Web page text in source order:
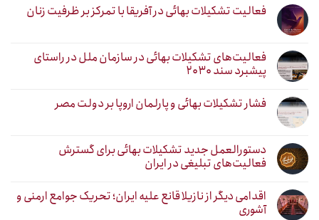
فعالیت تشکیلات بهائی در آفریقا با تمرکز بر ظرفیت زنان
فعالیت‌های تشکیلات بهائی در سازمان ملل در راستای
پیشبرد سند ۲۰۳۰
فشار تشکیلات بهائی و پارلمان اروپا بر دولت مصر
دستورالعمل جدید تشکیلات بهائی برای گسترش
فعالیت‌های تبلیغی در ایران
اقدامی دیگر از نازیلا قانع علیه ایران؛ تحریک جوامع ارمنی و
آشوری